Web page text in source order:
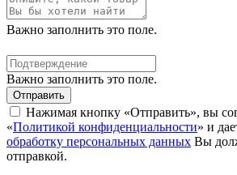
Важно заполнить это поле.
Важно заполнить это поле.
Отправить
Нажимая кнопку «Отправить», вы
«Политикой конфиденциальности» и
обработку персональных данных Вы
отправкой.